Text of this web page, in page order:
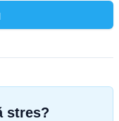
stres?